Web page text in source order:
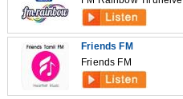
Friends FM
Friends FM